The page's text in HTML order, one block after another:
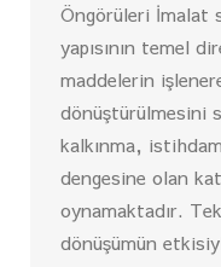
Öngörüleri İmalat
yapısının temel
maddelerin
dönüştürülmesini
kalkınma,
dengesine olan
oynamaktadır.
dönüşümün